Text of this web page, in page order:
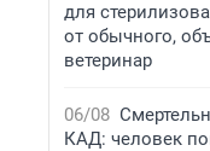
для
от обычного,
ветеринар
06/08
КАД: человек